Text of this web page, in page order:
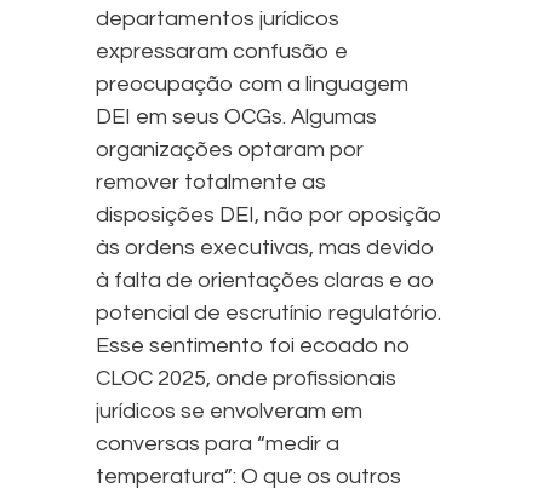
departamentos jurídicos
expressaram confusão e
preocupação com a linguagem
DEI em seus OCGs. Algumas
organizações optaram por
remover totalmente as
disposições DEI, não por oposição
às ordens executivas, mas devido
à falta de orientações claras e ao
potencial de escrutínio regulatório.
Esse sentimento foi ecoado no
CLOC 2025, onde profissionais
jurídicos se envolveram em
conversas para “medir a
temperatura”: O que os outros